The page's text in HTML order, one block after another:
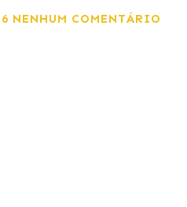
NENHUM COMENTÁRIO